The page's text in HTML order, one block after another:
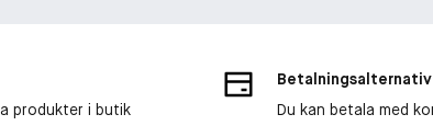
produkter i butik
Betalningsalternativ
Du kan betala med